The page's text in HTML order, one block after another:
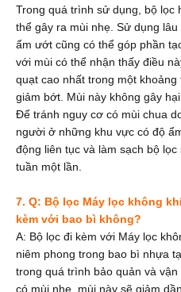
Trong quá trình sử dụng, bộ lọc
thể gây ra mùi nhẹ. Sử dụng
ẩm ướt cũng có thể góp phần
với mùi có thể nhận thấy điều
quạt cao nhất trong một
giảm bớt. Mùi này không gây
Để tránh nguy cơ có mùi chua
người ở những khu vực có độ
động liên tục và làm sạch bộ
tuần một lần.
7. Q: Bộ lọc Máy lọc không
kèm với bao bì không?
A: Bộ lọc đi kèm với Máy lọc
niêm phong trong bao bì nhựa
trong quá trình bảo quản và
có mùi nhẹ, mùi này sẽ giảm